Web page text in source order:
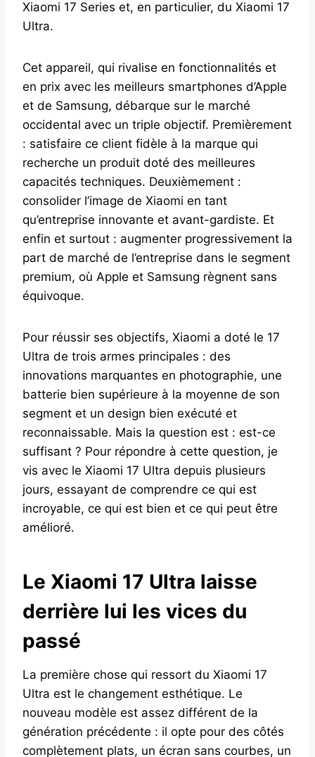
Xiaomi 17 Series et, en particulier, du Xiaomi 17
Ultra.
Cet appareil, qui rivalise en fonctionnalités et
en prix avec les meilleurs smartphones d’Apple
et de Samsung, débarque sur le marché
occidental avec un triple objectif. Premièrement
: satisfaire ce client fidèle à la marque qui
recherche un produit doté des meilleures
capacités techniques. Deuxièmement :
consolider l’image de Xiaomi en tant
qu’entreprise innovante et avant-gardiste. Et
enfin et surtout : augmenter progressivement la
part de marché de l’entreprise dans le segment
premium, où Apple et Samsung règnent sans
équivoque.
Pour réussir ses objectifs, Xiaomi a doté le 17
Ultra de trois armes principales : des
innovations marquantes en photographie, une
batterie bien supérieure à la moyenne de son
segment et un design bien exécuté et
reconnaissable. Mais la question est : est-ce
suffisant ? Pour répondre à cette question, je
vis avec le Xiaomi 17 Ultra depuis plusieurs
jours, essayant de comprendre ce qui est
incroyable, ce qui est bien et ce qui peut être
amélioré.
Le Xiaomi 17 Ultra laisse
derrière lui les vices du
passé
La première chose qui ressort du Xiaomi 17
Ultra est le changement esthétique. Le
nouveau modèle est assez différent de la
génération précédente : il opte pour des côtés
complètement plats, un écran sans courbes, un